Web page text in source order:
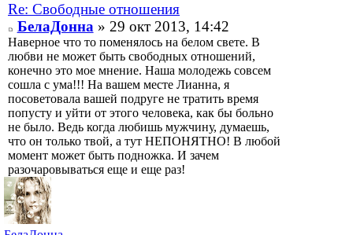
Re: Свободные отношения
БелаДонна» 29 окт 2013, 14:42
Наверное что то поменялось на белом свете. В
любви не может быть свободных отношений,
конечно это мое мнение. Наша молодежь совсем
сошла с ума!!! На вашем месте Лианна, я
посоветовала вашей подруге не тратить время
попусту и уйти от этого человека, как бы больно
не было. Ведь когда любишь мужчину, думаешь,
что он только твой, а тут НЕПОНЯТНО! В любой
момент может быть подножка. И зачем
разочаровываться еще и еще раз!